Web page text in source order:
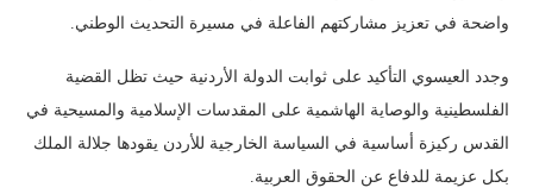
واضحة في تعزيز مشاركتهم الفاعلة في مسيرة التحديث الوطني.
وجدد العيسوي التأكيد على ثوابت الدولة الأردنية حيث تظل القضية
الفلسطينية والوصاية الهاشمية على المقدسات الإسلامية والمسيحية في
القدس ركيزة أساسية في السياسة الخارجية للأردن يقودها جلالة الملك
بكل عزيمة للدفاع عن الحقوق العربية.